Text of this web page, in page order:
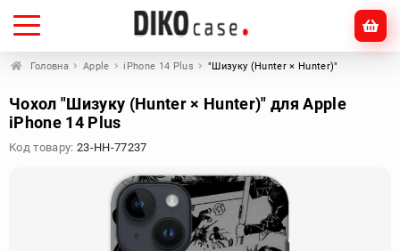
Головна Apple iPhone 14 Plus "Шизуку (Hunter × Hunter)"
Чохол "Шизуку (Hunter × Hunter)" для Apple
iPhone 14 Plus
Код товару: 23-HH-77237